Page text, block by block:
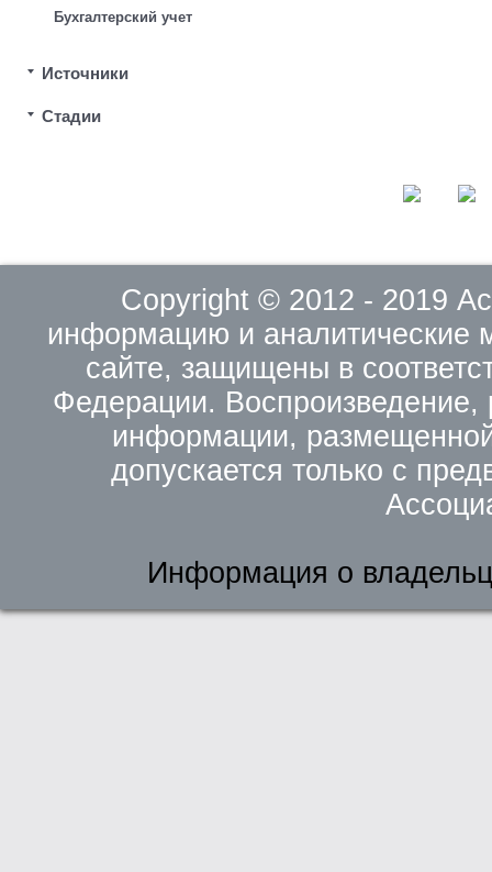
Бухгалтерский учет
Источники
Стадии
Copyright © 2012 - 2019
информацию и
сайте, защищены в
Федерации. Воспроизведение,
информации,
допускается только с
Информация о